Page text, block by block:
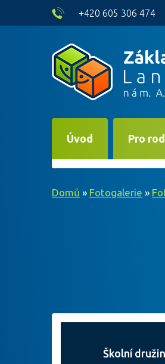
skip to main content
+420 605 306 474
Úvod Pro
Domů » Fotogalerie »
Školní